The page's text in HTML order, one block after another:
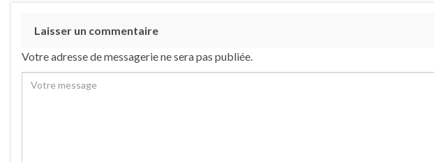
Laisser un commentaire
Votre adresse de messagerie ne sera pas publiée.